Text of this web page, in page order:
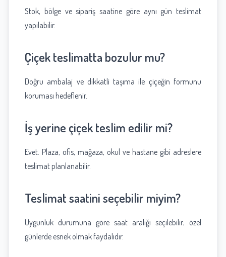
Stok, bölge ve sipariş saatine göre aynı gün teslimat
yapılabilir.
Çiçek teslimatta bozulur mu?
Doğru ambalaj ve dikkatli taşıma ile çiçeğin formunu
koruması hedeflenir.
İş yerine çiçek teslim edilir mi?
Evet. Plaza, ofis, mağaza, okul ve hastane gibi adreslere
teslimat planlanabilir.
Teslimat saatini seçebilir miyim?
Uygunluk durumuna göre saat aralığı seçilebilir; özel
günlerde esnek olmak faydalıdır.